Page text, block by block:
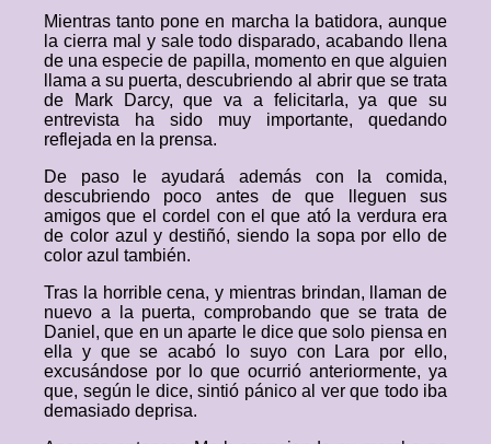
Mientras tanto pone en marcha la batidora, aunque
la cierra mal y sale todo disparado, acabando llena
de una especie de papilla, momento en que alguien
llama a su puerta, descubriendo al abrir que se trata
de Mark Darcy, que va a felicitarla, ya que su
entrevista ha sido muy importante, quedando
reflejada en la prensa.
De paso le ayudará además con la comida,
descubriendo poco antes de que lleguen sus
amigos que el cordel con el que ató la verdura era
de color azul y destiñó, siendo la sopa por ello de
color azul también.
Tras la horrible cena, y mientras brindan, llaman de
nuevo a la puerta, comprobando que se trata de
Daniel, que en un aparte le dice que solo piensa en
ella y que se acabó lo suyo con Lara por ello,
excusándose por lo que ocurrió anteriormente, ya
que, según le dice, sintió pánico al ver que todo iba
demasiado deprisa.